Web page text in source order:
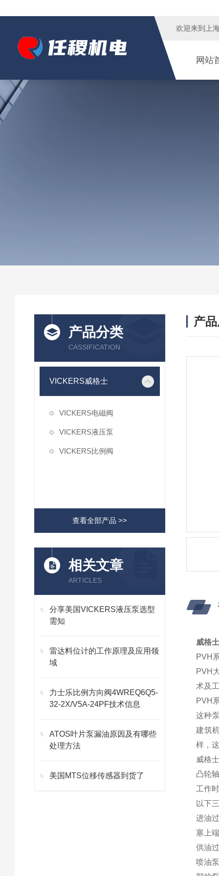
欢迎来到 上
网站
产品分类
CASSIFICATION
VICKERS威格士
VICKERS电磁阀
VICKERS液压泵
VICKERS比例阀
查看全部产品 >>
相关文章
ARTICLES
分享美国VICKERS液压泵选型
需知
雷达料位计的工作原理及应用领
域
力士乐比例方向阀4WREQ6Q5-
32-2X/V5A-24PF技术信息
ATOS叶片泵漏油原因及有哪些
处理方法
美国MTS位移传感器到货了
产
威格
PVH
PVH
术及
PVH
这种
建筑
样，
威格
凸轮
工作
以下
进油
塞上
供油
喷油